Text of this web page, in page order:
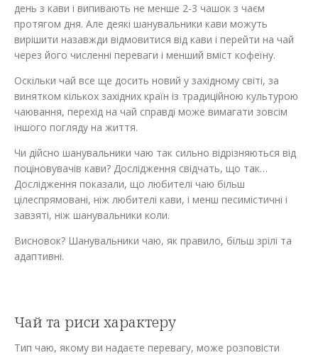
день з кави і випивають не менше 2-3 чашок з чаєм
протягом дня. Але деякі шанувальники кави можуть
вирішити назавжди відмовитися від кави і перейти на чай
через його численні переваги і менший вміст кофеїну.
Оскільки чай все ще досить новий у західному світі, за
винятком кількох західних країн із традиційною культурою
чаювання, перехід на чай справді може вимагати зовсім
іншого погляду на життя.
Чи дійсно шанувальники чаю так сильно відрізняються від
поціновувачів кави? Дослідження свідчать, що так…
Дослідження показали, що любителі чаю більш
цілеспрямовані, ніж любителі кави, і менш песимістичні і
завзяті, ніж шанувальники коли.
Висновок? Шанувальники чаю, як правило, більш зрілі та
адаптивні.
Чай та риси характеру
Тип чаю, якому ви надаєте перевагу, може розповісти